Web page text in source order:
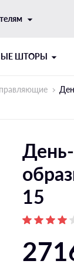
ШТОРЫ
РУЛОННЫЕ
Открытого типа
Открытого
МЕХАНИЗМ
15